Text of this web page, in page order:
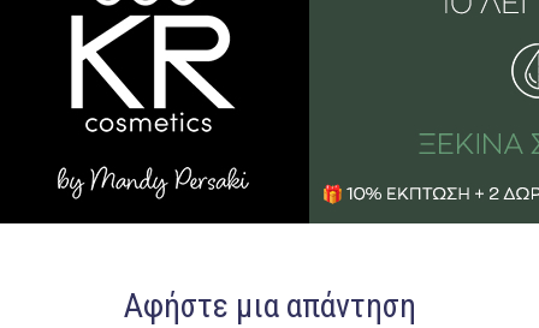
Αφήστε μια απάντηση